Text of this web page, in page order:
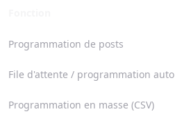
Programmation de posts
File d'attente / programmation auto
Programmation en masse (CSV)